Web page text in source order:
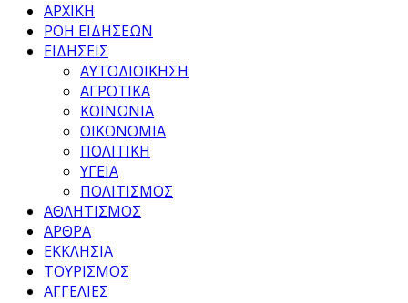
ΑΡΧΙΚΗ
ΡΟΗ ΕΙΔΗΣΕΩΝ
ΕΙΔΗΣΕΙΣ
ΑΥΤΟΔΙΟΙΚΗΣΗ
ΑΓΡΟΤΙΚΑ
ΚΟΙΝΩΝΙΑ
ΟΙΚΟΝΟΜΙΑ
ΠΟΛΙΤΙΚΗ
ΥΓΕΙΑ
ΠΟΛΙΤΙΣΜΟΣ
ΑΘΛΗΤΙΣΜΟΣ
ΑΡΘΡΑ
ΕΚΚΛΗΣΙΑ
ΤΟΥΡΙΣΜΟΣ
ΑΓΓΕΛΙΕΣ